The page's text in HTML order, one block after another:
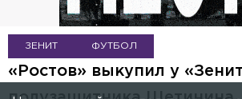
ЗЕНИТ ФУТБОЛ
«Ростов» выкупил у